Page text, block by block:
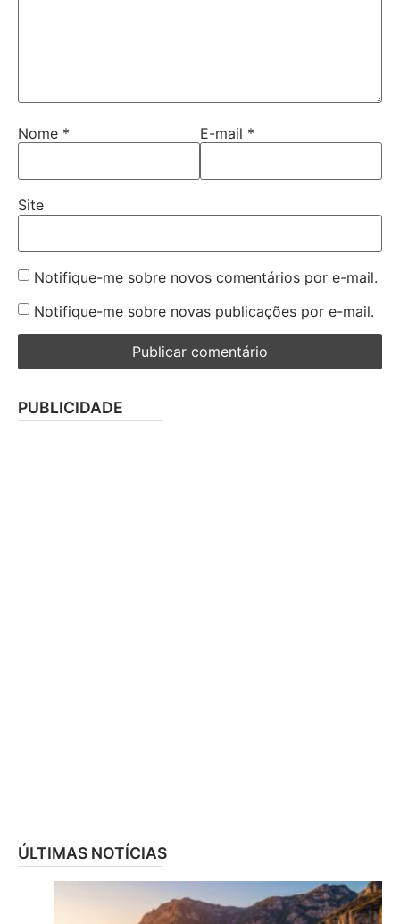
Nome * E-mail *
Site
Notifique-me sobre novos comentários por e-mail.
Notifique-me sobre novas publicações por e-mail.
PUBLICIDADE
ÚLTIMAS NOTÍCIAS